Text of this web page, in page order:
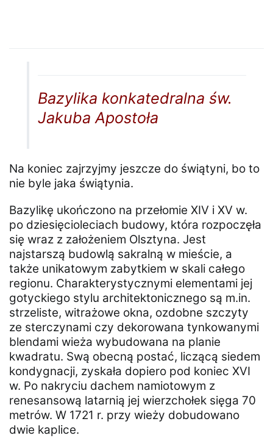
Bazylika konkatedralna św.
Jakuba Apostoła
Na koniec zajrzyjmy jeszcze do świątyni, bo to
nie byle jaka świątynia.
Bazylikę ukończono na przełomie XIV i XV w.
po dziesięcioleciach budowy, która rozpoczęła
się wraz z założeniem Olsztyna. Jest
najstarszą budowlą sakralną w mieście, a
także unikatowym zabytkiem w skali całego
regionu. Charakterystycznymi elementami jej
gotyckiego stylu architektonicznego są m.in.
strzeliste, witrażowe okna, ozdobne szczyty
ze sterczynami czy dekorowana tynkowanymi
blendami wieża wybudowana na planie
kwadratu. Swą obecną postać, liczącą siedem
kondygnacji, zyskała dopiero pod koniec XVI
w. Po nakryciu dachem namiotowym z
renesansową latarnią jej wierzchołek sięga 70
metrów. W 1721 r. przy wieży dobudowano
dwie kaplice.